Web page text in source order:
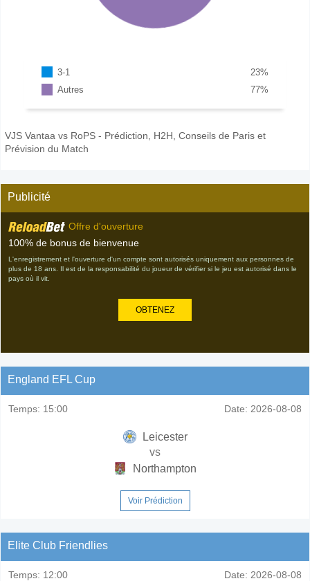
3-1 %
23
Autres
%
77
VJS Vantaa vs RoPS - Prédiction, H2H, Conseils de Paris et
Prévision du Match
Publicité
Offre d'ouverture
100% de bonus de bienvenue
L'enregistrement et l'ouverture d'un compte sont autorisés uniquement aux personnes de
plus de 18 ans. Il est de la responsabilité du joueur de vérifier si le jeu est autorisé dans le
pays où il vit.
OBTENEZ
England EFL Cup
Temps: 15:00 Date: 2026-08-08
Leicester
vs
Northampton
Voir Prédiction
Elite Club Friendlies
Temps: 12:00 Date: 2026-08-08